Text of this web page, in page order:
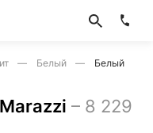
Белый
Белый
– 8 229